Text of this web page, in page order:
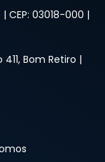
| CEP: 03018-000 |
411, Bom Retiro |